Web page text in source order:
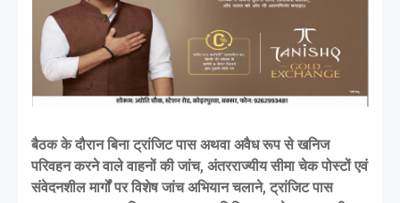
बैठक के दौरान बिना ट्रांजिट पास अथवा अवैध रूप से खनिज
परिवहन करने वाले वाहनों की जांच, अंतरराज्यीय सीमा चेक पोस्टों एवं
संवेदनशील मार्गों पर विशेष जांच अभियान चलाने, ट्रांजिट पास